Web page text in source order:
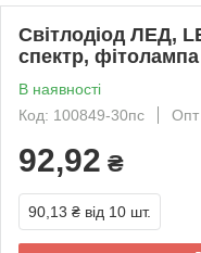
Світлодіод ЛЕД,
спектр, фітолампа
В наявності
Код: 100849-30пс
Опт
92,92 ₴
90,13 ₴ від 10 шт.